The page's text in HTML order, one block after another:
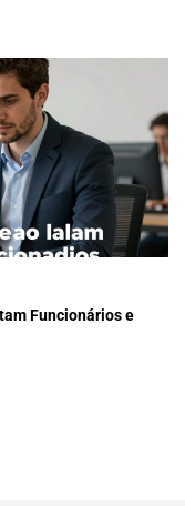
Funcionários e